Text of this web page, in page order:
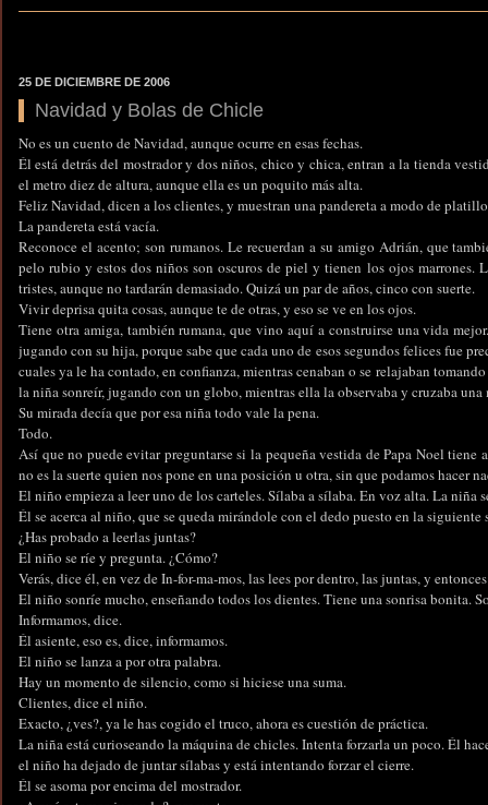
25 DE DICIEMBRE DE 2006
Navidad y Bolas de Chicle
No es un cuento de Navidad, aunque ocurre en esas fechas.
Él está detrás del mostrador y dos niños, chico y chica, entran a la tienda
el metro diez de altura, aunque ella es un poquito más alta.
Feliz Navidad, dicen a los clientes, y muestran una pandereta a modo de
La pandereta está vacía.
Reconoce el acento; son rumanos. Le recuerdan a su amigo Adrián, que
pelo rubio y estos dos niños son oscuros de piel y tienen los ojos marrones.
tristes, aunque no tardarán demasiado. Quizá un par de años, cinco con suerte.
Vivir deprisa quita cosas, aunque te de otras, y eso se ve en los ojos.
Tiene otra amiga, también rumana, que vino aquí a construirse una vida
jugando con su hija, porque sabe que cada uno de esos segundos felices fue
cuales ya le ha contado, en confianza, mientras cenaban o se relajaban
la niña sonreír, jugando con un globo, mientras ella la observaba y cruzaba
Su mirada decía que por esa niña todo vale la pena.
Todo.
Así que no puede evitar preguntarse si la pequeña vestida de Papa Noel tiene
no es la suerte quien nos pone en una posición u otra, sin que podamos hacer
El niño empieza a leer uno de los carteles. Sílaba a sílaba. En voz alta. La niña
Él se acerca al niño, que se queda mirándole con el dedo puesto en la siguiente
¿Has probado a leerlas juntas?
El niño se ríe y pregunta. ¿Cómo?
Verás, dice él, en vez de In-for-ma-mos, las lees por dentro, las juntas, y
El niño sonríe mucho, enseñando todos los dientes. Tiene una sonrisa bonita.
Informamos, dice.
Él asiente, eso es, dice, informamos.
El niño se lanza a por otra palabra.
Hay un momento de silencio, como si hiciese una suma.
Clientes, dice el niño.
Exacto, ¿ves?, ya le has cogido el truco, ahora es cuestión de práctica.
La niña está curioseando la máquina de chicles. Intenta forzarla un poco. Él
el niño ha dejado de juntar sílabas y está intentando forzar el cierre.
Él se asoma por encima del mostrador.